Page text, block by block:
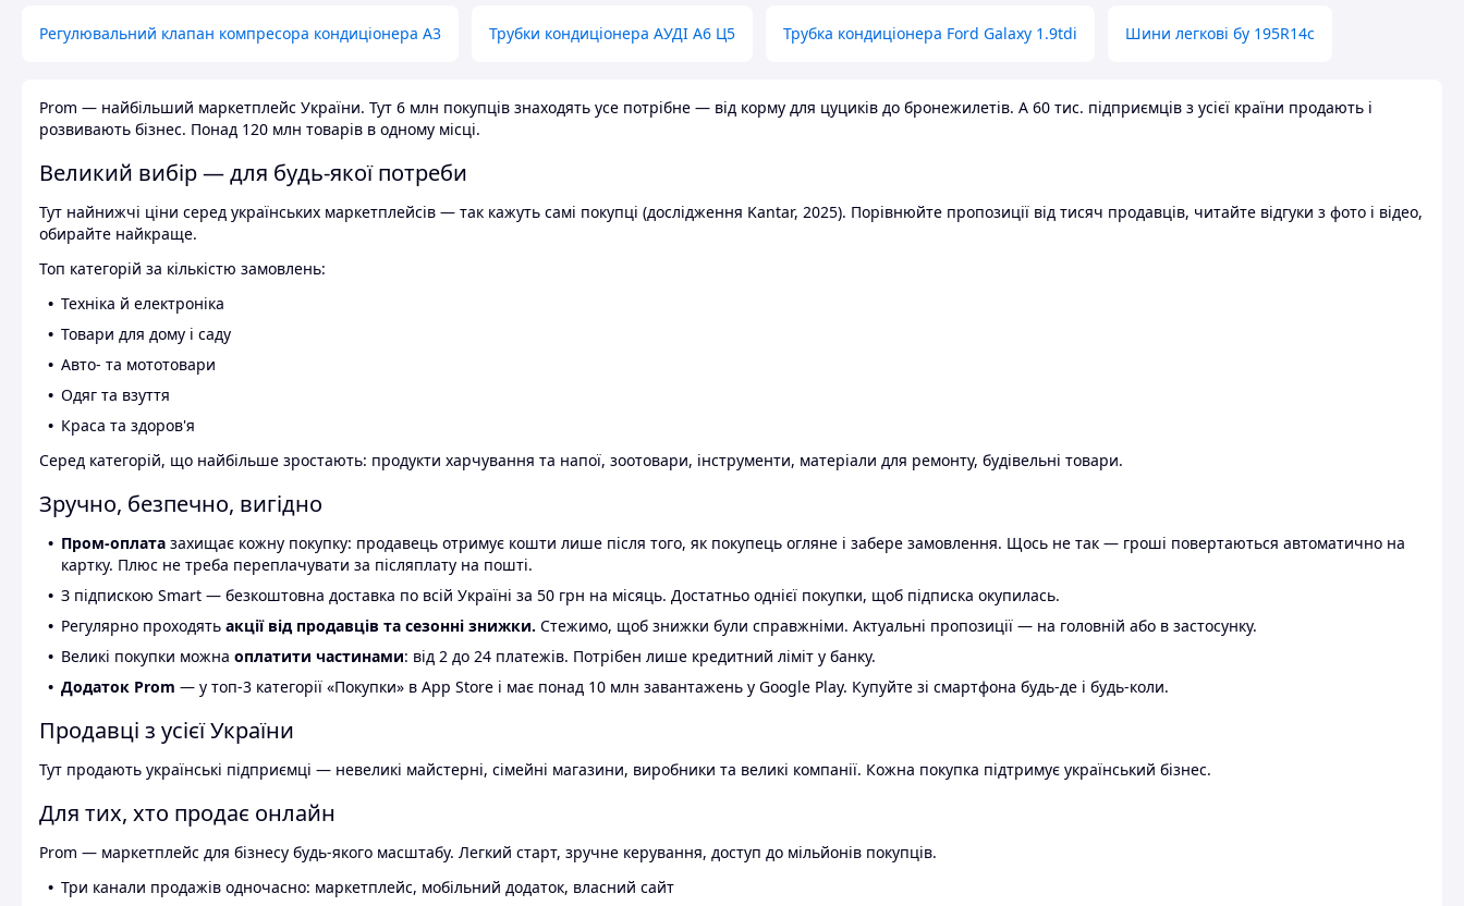
Регулювальний клапан компресора кондиціонера А3 Трубки кондиціонера АУДІ А6 Ц5 Трубка кондиціонера Ford Galaxy 1.9tdi Шини легкові бу 195R14c
Prom — найбільший маркетплейс України. Тут 6 млн покупців знаходять усе потрібне — від корму для цуциків до бронежилетів. А 60 тис. підприємців з усієї країни продають і
розвивають бізнес. Понад 120 млн товарів в одному місці.
Великий вибір — для будь-якої потреби
Тут найнижчі ціни серед українських маркетплейсів — так кажуть самі покупці (дослідження Kantar, 2025). Порівнюйте пропозиції від тисяч продавців, читайте відгуки з фото і відео,
обирайте найкраще.
Топ категорій за кількістю замовлень:
Техніка й електроніка
Товари для дому і саду
Авто- та мототовари
Одяг та взуття
Краса та здоров'я
Серед категорій, що найбільше зростають: продукти харчування та напої, зоотовари, інструменти, матеріали для ремонту, будівельні товари.
Зручно, безпечно, вигідно
Пром-оплата захищає кожну покупку: продавець отримує кошти лише після того, як покупець огляне і забере замовлення. Щось не так — гроші повертаються автоматично на
картку. Плюс не треба переплачувати за післяплату на пошті.
З підпискою Smart — безкоштовна доставка по всій Україні за 50 грн на місяць. Достатньо однієї покупки, щоб підписка окупилась.
Регулярно проходять акції від продавців та сезонні знижки. Стежимо, щоб знижки були справжніми. Актуальні пропозиції — на головній або в застосунку.
Великі покупки можна оплатити частинами: від 2 до 24 платежів. Потрібен лише кредитний ліміт у банку.
Додаток Prom — у топ-3 категорії «Покупки» в App Store і має понад 10 млн завантажень у Google Play. Купуйте зі смартфона будь-де і будь-коли.
Продавці з усієї України
Тут продають українські підприємці — невеликі майстерні, сімейні магазини, виробники та великі компанії. Кожна покупка підтримує український бізнес.
Для тих, хто продає онлайн
Prom — маркетплейс для бізнесу будь-якого масштабу. Легкий старт, зручне керування, доступ до мільйонів покупців.
Три канали продажів одночасно: маркетплейс, мобільний додаток, власний сайт